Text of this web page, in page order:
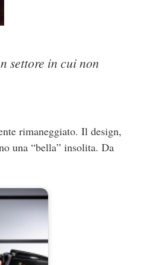
settore in cui non
rimaneggiato. Il design,
una “bella” insolita. Da